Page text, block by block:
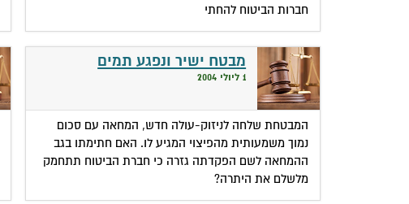
חברות הביטוח להחתי
מבטח ישיר ונפגע תמים
1 ליולי 2004
המבטחת שלחה לניזוק-עולה חדש, המחאה עם סכום
נמוך משמעותית מהפיצוי המגיע לו. האם חתימתו בגב
ההמחאה לשם הפקדתה גזרה כי חברת הביטוח תתחמק
מלשלם את היתרה?